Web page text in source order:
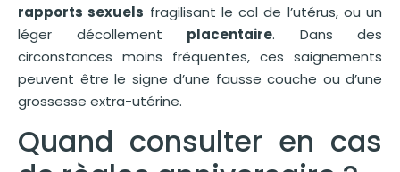
rapports sexuels fragilisant le col de l’utérus, ou un
léger décollement placentaire. Dans des
circonstances moins fréquentes, ces saignements
peuvent être le signe d’une fausse couche ou d’une
grossesse extra-utérine.
Quand consulter en cas